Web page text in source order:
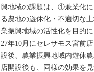
興地域の課題は、①兼業化
る農地の遊休化・不適切な
業振興地域の活性化を目的
27年10月にセレサモス宮前
設後、農業振興地域内遊休
店開設後も、同様の効果を